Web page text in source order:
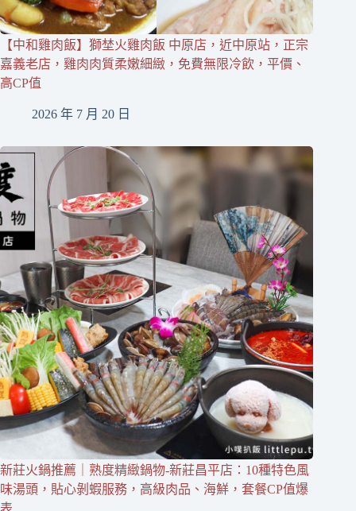
【中和雞肉飯】獅埜火雞肉飯 中原店，近中原站，正宗
嘉義老店，雞肉肉質柔嫩細緻，免費無限冷飲，平價、
高CP值
2026 年 7 月 20 日
新莊火鍋推薦｜熟度精緻鍋物-新莊昌平店：10種特色風
味湯頭，貼心剝蝦服務，高級肉品、海鮮，套餐CP值爆